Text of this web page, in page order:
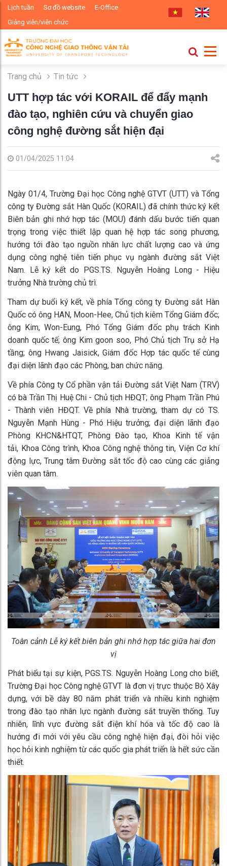
Lịch tuần Sơ đồ website
E-Office
Giảng viên/viên chức
Trang chủ Tin tức
UTT hợp tác với KORAIL để đẩy mạnh
đào tạo, nghiên cứu và chuyển giao
công nghệ đường sắt hiện đại
01/04/2025 11:04
Ngày 01/4, Trường Đại học Công nghệ GTVT (UTT) và Tổng
công ty Đường sắt Hàn Quốc (KORAIL) đã chính thức ký kết
Biên bản ghi nhớ hợp tác (MOU) đánh dấu bước tiến quan
trọng trong việc thiết lập quan hệ hợp tác song phương,
hướng tới đào tạo nguồn nhân lực chất lượng cao và ứng
dụng công nghệ tiên tiến phục vụ ngành đường sắt Việt
Nam. Lễ ký kết do PGS.TS. Nguyễn Hoàng Long - Hiệu
trưởng Nhà trường chủ trì.
Tham dự buổi ký kết, về phía Tổng công ty Đường sắt Hàn
Quốc có ông HAN, Moon-Hee, Chủ tịch kiêm Tổng Giám đốc;
ông Kim, Won-Eung, Phó Tổng Giám đốc phụ trách Kinh
doanh quốc tế; ông Kim goon soo, Phó Chủ tịch Trụ sở Hạ
tầng; ông Hwang Jaisick, Giám đốc Hợp tác quốc tế cùng
đại diện lãnh đạo các Phòng, ban chức năng.
Về phía Công ty Cổ phần vận tải Đường sắt Việt Nam (TRV)
có bà Trần Thị Huệ Chi - Chủ tịch HĐQT; ông Phạm Trần Phú
- Thành viên HĐQT. Về phía Nhà trường, tham dự có TS.
Nguyễn Mạnh Hùng - Phó Hiệu trưởng; đại diện lãnh đạo
Phòng KHCN&HTQT, Phòng Đào tạo, Khoa Kinh tế vận
tải, Khoa Công trình, Khoa Công nghệ thông tin, Viện Cơ khí
động lực, Trung tâm Đường sắt tốc độ cao cùng các giảng
viên quan tâm.
Toàn cảnh Lễ ký kết biên bản ghi nhớ hợp tác giữa hai đơn
vị
Phát biểu tại sự kiện, PGS.TS. Nguyễn Hoàng Long cho biết,
Trường Đại học Công nghệ GTVT là đơn vị trực thuộc Bộ Xây
dựng, với bề dày 80 năm phát triển và nhiều kinh nghiệm
trong đào tạo nhân lực ngành đường sắt truyền thống. Tuy
nhiên, lĩnh vực đường sắt điện khí hóa và tốc độ cao là
hướng đi mới với yêu cầu công nghệ hiện đại, đòi hỏi việc
học hỏi kinh nghiệm từ các quốc gia phát triển là hết sức cần
thiết.